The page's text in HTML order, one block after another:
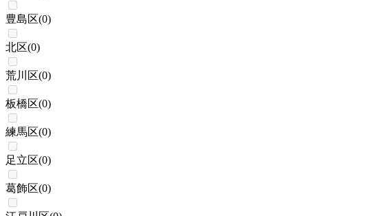
豊島区(0)
北区(0)
荒川区(0)
板橋区(0)
練馬区(0)
足立区(0)
葛飾区(0)